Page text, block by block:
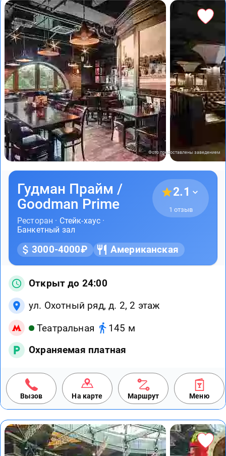
Фото предоставлены заведением
Гудман Прайм /
Goodman Prime
Ресторан · Стейк-хаус ·
Банкетный зал
2.1
1 отзыв
3000-4000₽ Американская
Открыт до 24:00
ул. Охотный ряд, д. 2, 2 этаж
Театральная
145 м
Охраняемая платная
Вызов На карте Маршрут Меню